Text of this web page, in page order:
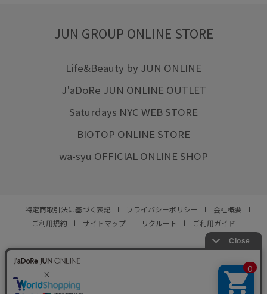
JUN GROUP ONLINE STORE
Life&Beauty by JUN ONLINE
J'aDoRe JUN ONLINE OUTLET
Saturdays NYC WEB STORE
BIOTOP ONLINE STORE
wa-syu OFFICIAL ONLINE SHOP
特定商取引法に基づく表記 プライバシーポリシー
会社概要
ご利用規約
サイトマップ リクルート ご利用ガイド
© JUN CO.,LTD. ALL RIGHTS RESERVED.